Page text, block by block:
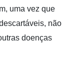
uma vez que
não
doenças